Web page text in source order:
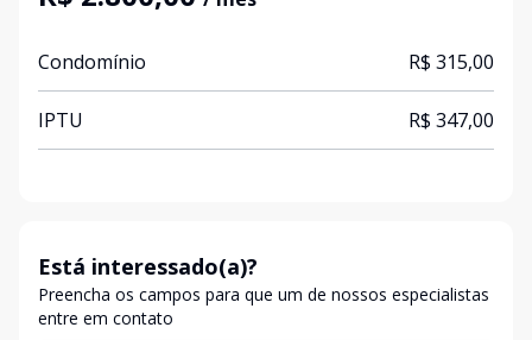
Condomínio R$ 315,00
IPTU R$ 347,00
Está interessado(a)?
Preencha os campos para que um de nossos especialistas
entre em contato